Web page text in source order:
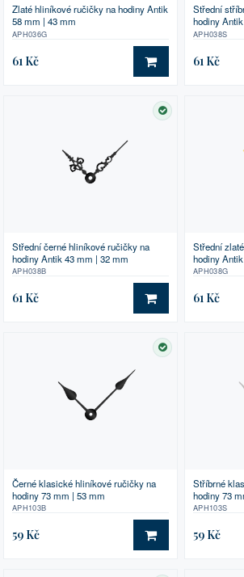
Zlaté hliníkové ručičky na hodiny Antik
58 mm | 43 mm
APH036G
61 Kč DO KOŠÍKU
Střední
hodiny
APH038S
61 Kč
SKLADEM
Střední černé hliníkové ručičky na
hodiny Antik 43 mm | 32 mm
APH038B
61 Kč DO KOŠÍKU
Střední
hodiny
APH038G
61 Kč
SKLADEM
Černé klasické hliníkové ručičky na
hodiny 73 mm | 53 mm
APH103B
59 Kč DO KOŠÍKU
Stříbrné
hodiny 73
APH103S
59 Kč